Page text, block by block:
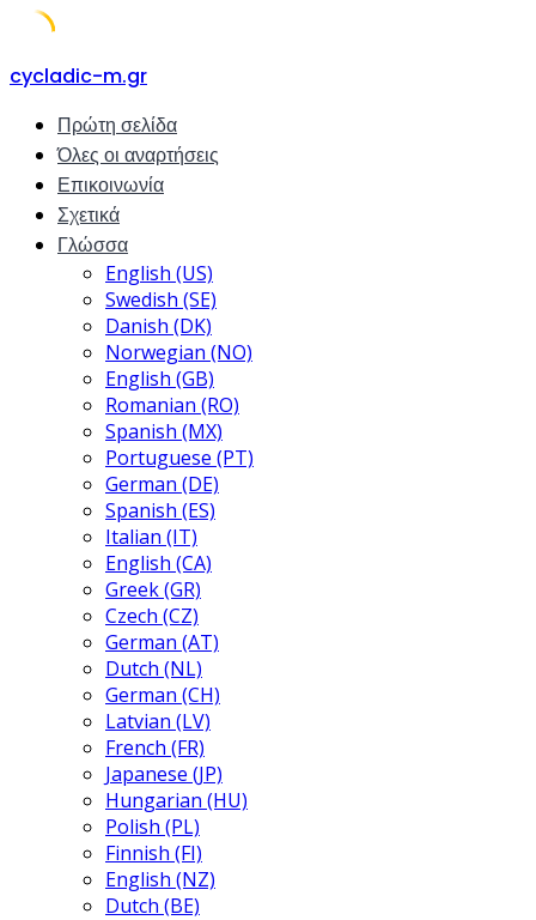
Skip
content
cycladic-m.gr
Πρώτη σελίδα
Όλες οι αναρτήσεις
Επικοινωνία
Σχετικά
Γλώσσα
English (US)
Swedish (SE)
Danish (DK)
Norwegian (NO)
English (GB)
Romanian (RO)
Spanish (MX)
Portuguese (PT)
German (DE)
Spanish (ES)
Italian (IT)
English (CA)
Greek (GR)
Czech (CZ)
German (AT)
Dutch (NL)
German (CH)
Latvian (LV)
French (FR)
Japanese (JP)
Hungarian (HU)
Polish (PL)
Finnish (FI)
English (NZ)
Dutch (BE)